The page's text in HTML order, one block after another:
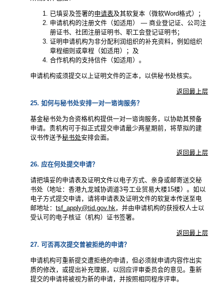
已填妥及签署的申请表及其软复本（微软Word格式）；
申请机构的注册文件（如适用） — 商业登记证、公司注
册证书、社团注册证明书、职工会登记证明书；
证明申请机构为非分配利润组织的补充资料，例如组织
章程细则或章程（如适用）；及
合作机构的支持信件（如适用）。
申请机构或须提交以上证明文件的正本，以供秘书处核实。
返回最上层
25. 如何与秘书处安排一对一谘询服务？
基金秘书处为合资格机构提供一对一谘询服务，以协助其预备
申请。贵机构可于拟正式提交申请最少两星期前，将草拟的建
议书传送予秘书处安排会面。
返回最上层
26. 应在何处提交申请？
请把填妥的申请表及证明文件以电子方式、亲身或邮寄送交秘
书处（地址：香港九龙城协调道3号工业贸易大楼15楼）。如以
电子方式提交申请，请将申请表及证明文件的软复本传送至电
邮地址：tsf_apply@tid.gov.hk，并由申请机构的获授权人士以
受认可的电子核证（机构）证书签署。
返回最上层
27. 可否再次提交曾被拒绝的申请？
申请机构可重新提交遭拒绝的申请，但必须就申请内容作出实
质的修改，或提出补充理据，以回应评审委员会的意见。重新
提交的申请将被视为新的申请，并按照相同程序评审。